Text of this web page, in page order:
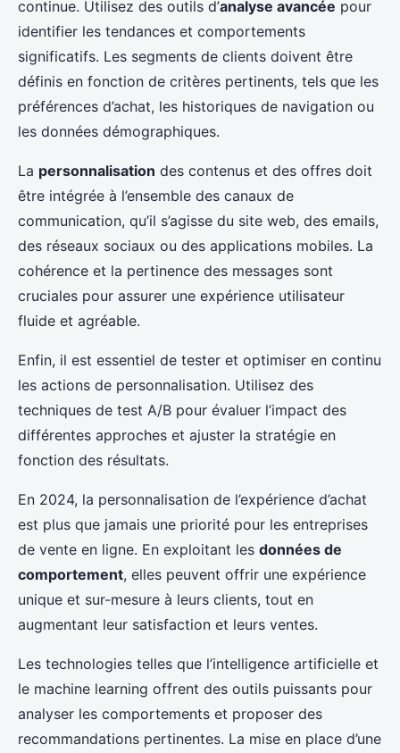
continue. Utilisez des outils d’analyse avancée pour
identifier les tendances et comportements
significatifs. Les segments de clients doivent être
définis en fonction de critères pertinents, tels que les
préférences d’achat, les historiques de navigation ou
les données démographiques.
La personnalisation des contenus et des offres doit
être intégrée à l’ensemble des canaux de
communication, qu’il s’agisse du site web, des emails,
des réseaux sociaux ou des applications mobiles. La
cohérence et la pertinence des messages sont
cruciales pour assurer une expérience utilisateur
fluide et agréable.
Enfin, il est essentiel de tester et optimiser en continu
les actions de personnalisation. Utilisez des
techniques de test A/B pour évaluer l’impact des
différentes approches et ajuster la stratégie en
fonction des résultats.
En 2024, la personnalisation de l’expérience d’achat
est plus que jamais une priorité pour les entreprises
de vente en ligne. En exploitant les données de
comportement, elles peuvent offrir une expérience
unique et sur-mesure à leurs clients, tout en
augmentant leur satisfaction et leurs ventes.
Les technologies telles que l’intelligence artificielle et
le machine learning offrent des outils puissants pour
analyser les comportements et proposer des
recommandations pertinentes. La mise en place d’une